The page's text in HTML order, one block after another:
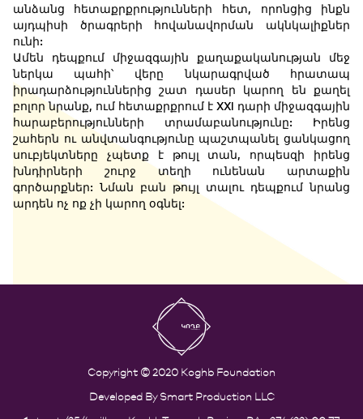
անձանց հետաքրքրությունների հետ, որոնցից ինքն
այդպիսի ծրագրերի հովանավորման ակնկալիքներ
ունի:
Ամեն դեպքում միջազգային քաղաքականության մեջ
ներկա պահի՝ վերը նկարագրված հրատապ
իրադարձություններից շատ դասեր կարող են քաղել
բոլոր նրանք, ում հետաքրքրում է XXI դարի միջազգային
հարաբերությունների տրամաբանությունը: Իրենց
շահերն ու անվտանգությունը պաշտպանել ցանկացող
սուբյեկտները չպետք է թույլ տան, որպեսզի իրենց
խնդիրների շուրջ տեղի ունենան արտաքին
գործարքներ: Նման բան թույլ տալու դեպքում նրանց
արդեն ոչ ոք չի կարող օգնել:
Copyright © 2020 Koghb Foundation
Developed BySmart Production LLC